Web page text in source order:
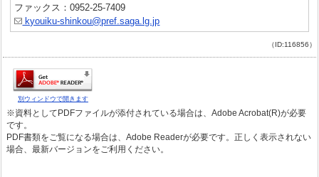
ファックス：0952-25-7409
kyouiku-shinkou@pref.saga.lg.jp
（ID:116856）
別ウィンドウで開きます
※資料としてPDFファイルが添付されている場合は、Adobe Acrobat(R)が必要
です。
PDF書類をご覧になる場合は、Adobe Readerが必要です。正しく表示されない
場合、最新バージョンをご利用ください。